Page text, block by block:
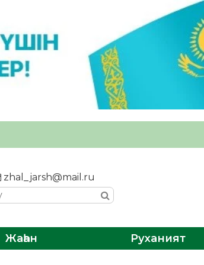
zhal_jarsh@mail.ru
Жаһан Руханият